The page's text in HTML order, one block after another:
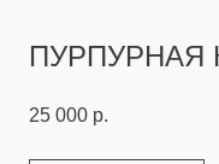
ПУРПУРНАЯ
25 000 р.